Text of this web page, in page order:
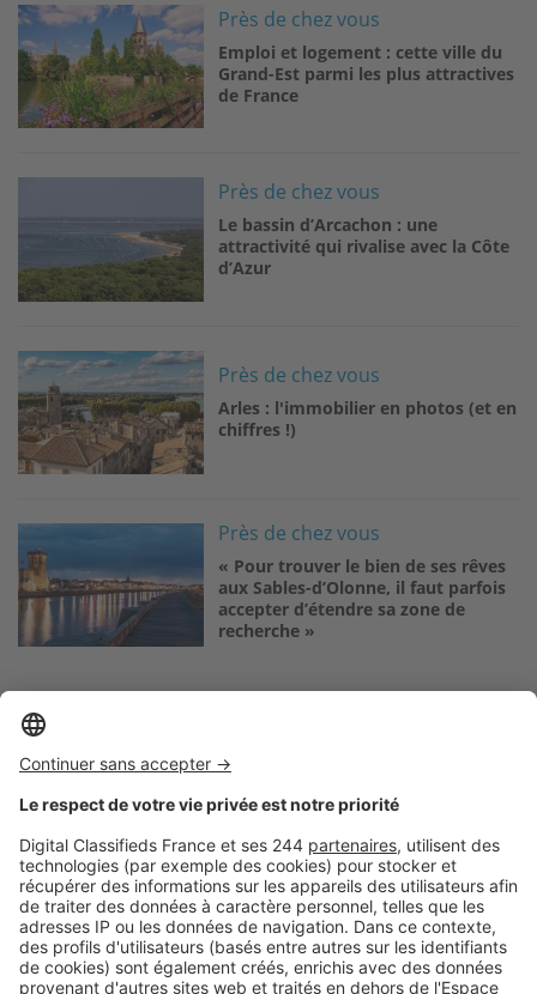
Image Près de chez vous
Emploi et logement : cette ville du
Grand-Est parmi les plus attractives
de France
Près de chez vous
Le bassin d’Arcachon : une
attractivité qui rivalise avec la Côte
d’Azur
Image
Près de chez vous
Arles : l'immobilier en photos (et en
chiffres !)
Image Près de chez vous
« Pour trouver le bien de ses rêves
aux Sables-d’Olonne, il faut parfois
accepter d’étendre sa zone de
recherche »
Logic-Immo c’est aussi …
Retrouvez-nous sur …